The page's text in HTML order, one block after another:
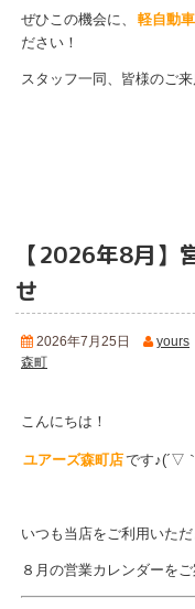
ぜひこの機会に、 軽自動
ださい！
スタッフ一同、皆様のご
【2026年8月】
せ
2026年7月25日 yours
森町
こんにちは！
ユアーズ森町店です♪(´▽
いつも当店をご利用いた
８月の営業カレンダーを